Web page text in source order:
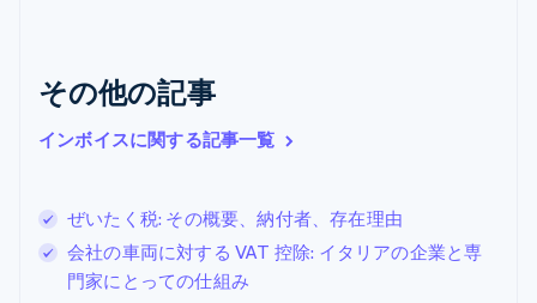
その他の記事
インボイスに関する記事一覧
ぜいたく税: その概要、納付者、存在理由
会社の車両に対する VAT 控除: イタリアの企業と専
門家にとっての仕組み
EnglishItaliano
ジブラルタル
English
シンガポール
DeutschFrançaisItaliano English
スウェーデン
SvenskaEnglish